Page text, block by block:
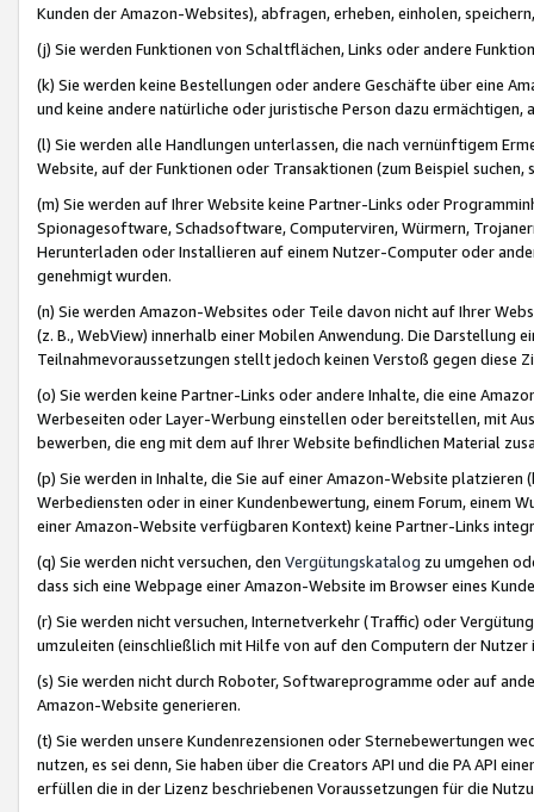
Kunden der Amazon-Websites), abfragen, erheben, einholen,
(j) Sie werden Funktionen von Schaltflächen, Links oder andere
(k) Sie werden keine Bestellungen oder andere Geschäfte über eine
und keine andere natürliche oder juristische Person dazu
(l) Sie werden alle Handlungen unterlassen, die nach vernünftigem
Website, auf der Funktionen oder Transaktionen (zum Beispiel
(m) Sie werden auf Ihrer Website keine Partner-Links oder
Spionagesoftware, Schadsoftware, Computerviren, Würmern,
Herunterladen oder Installieren auf einem Nutzer-Computer oder
genehmigt wurden.
(n) Sie werden Amazon-Websites oder Teile davon nicht auf Ihrer
(z. B., WebView) innerhalb einer Mobilen Anwendung. Die Darstellung
Teilnahmevoraussetzungen stellt jedoch keinen Verstoß gegen diese
(o) Sie werden keine Partner-Links oder andere Inhalte, die eine
Werbeseiten oder Layer-Werbung einstellen oder bereitstellen, mit
bewerben, die eng mit dem auf Ihrer Website befindlichen Material
(p) Sie werden in Inhalte, die Sie auf einer Amazon-Website
Werbediensten oder in einer Kundenbewertung, einem Forum, einem
einer Amazon-Website verfügbaren Kontext) keine Partner-Links
(q) Sie werden nicht versuchen, den Vergütungskatalog zu umgehen
dass sich eine Webpage einer Amazon-Website im Browser eines
(r) Sie werden nicht versuchen, Internetverkehr (Traffic) oder
umzuleiten (einschließlich mit Hilfe von auf den Computern der
(s) Sie werden nicht durch Roboter, Softwareprogramme oder auf
Amazon-Website generieren.
(t) Sie werden unsere Kundenrezensionen oder Sternebewertungen
nutzen, es sei denn, Sie haben über die Creators API und die PA API
erfüllen die in der Lizenz beschriebenen Voraussetzungen für die